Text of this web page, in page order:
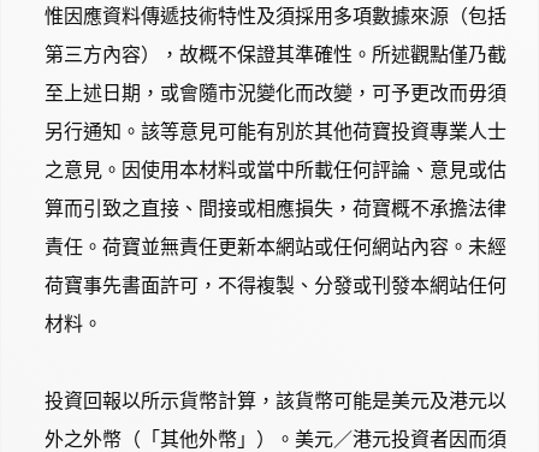
惟因應資料傳遞技術特性及須採用多項數據來源（包括
第三方內容），故概不保證其準確性。所述觀點僅乃截
至上述日期，或會隨市況變化而改變，可予更改而毋須
另行通知。該等意見可能有別於其他荷寶投資專業人士
之意見。因使用本材料或當中所載任何評論、意見或估
算而引致之直接、間接或相應損失，荷寶概不承擔法律
責任。荷寶並無責任更新本網站或任何網站內容。未經
荷寶事先書面許可，不得複製、分發或刊發本網站任何
材料。
投資回報以所示貨幣計算，該貨幣可能是美元及港元以
外之外幣（「其他外幣」）。美元／港元投資者因而須